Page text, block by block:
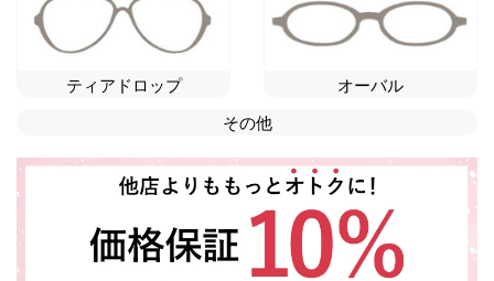
ティアドロップ
オーバル
その他